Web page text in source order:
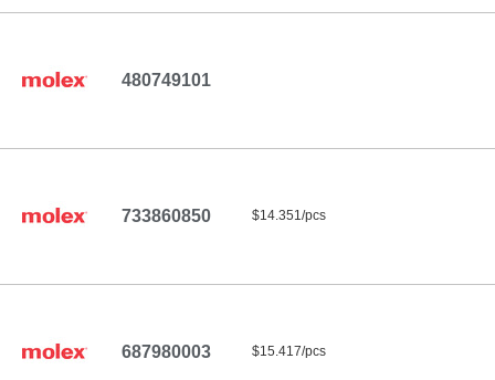
480749101
733860850 $14.351/pcs
687980003 $15.417/pcs